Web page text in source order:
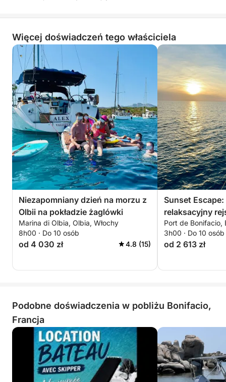
Możesz również zabrać własne jedzenie i napoje i
swobodnie korzystać z kuchni pokładowej, aby
zachować świeżość potraw.
Ekskluzywny dzień z dala od tłumów, aby odkryć
najpiękniejsze krajobrazy między Korsyką a
Sardynią w eleganckiej i przyjaznej atmosferze.
Zapraszamy do kontaktu w celu zorganizowania
podróży szytej na miarę.
Thomas i Juliette
Więcej doświadczeń tego właściciela
Niezapomniany dzień na morzu z
Olbii na pokładzie żaglówki
Marina di Olbia, Olbia, Włochy
8h00 · Do 10 osób
od 4 030 zł 4.8 (15)
Sunset
relaksacyjny
Port de Bonifacio,
3h00 · Do 10 osób
od 2 613 zł
Podobne doświadczenia w pobliżu Bonifacio,
Francja